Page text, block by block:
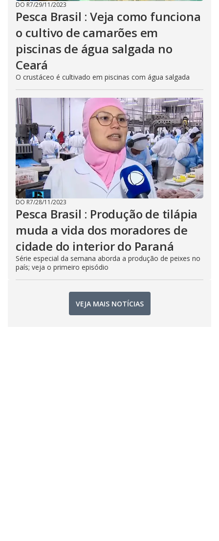
DO R7/29/11/2023
Pesca Brasil : Veja como funciona
o cultivo de camarões em
piscinas de água salgada no
Ceará
O crustáceo é cultivado em piscinas com água salgada
DO R7/28/11/2023
Pesca Brasil : Produção de tilápia
muda a vida dos moradores de
cidade do interior do Paraná
Série especial da semana aborda a produção de peixes no
país; veja o primeiro episódio
VEJA MAIS NOTÍCIAS